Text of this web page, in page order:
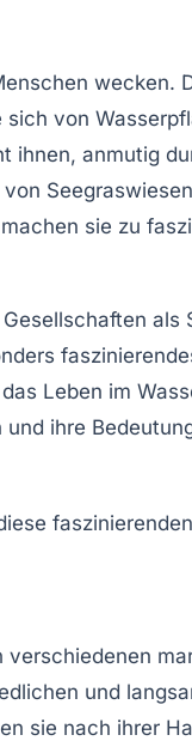
wecken.
von
anmutig
machen sie zu
Leben im
ihre
verschiedenen
und
sie nach ihrer